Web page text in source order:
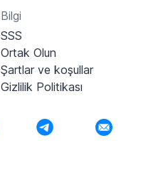
Bilgi
SSS
Ortak Olun
Şartlar ve koşullar
Gizlilik Politikası